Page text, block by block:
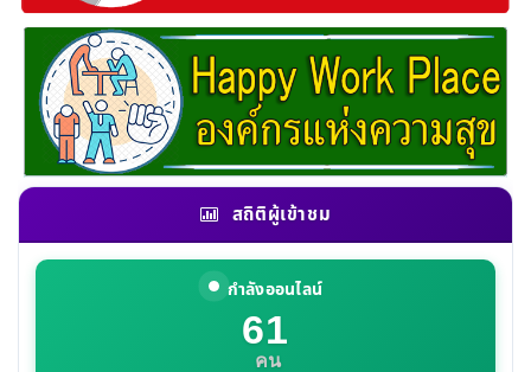
สถิติผู้เข้าชม
กำลังออนไลน์
61
คน